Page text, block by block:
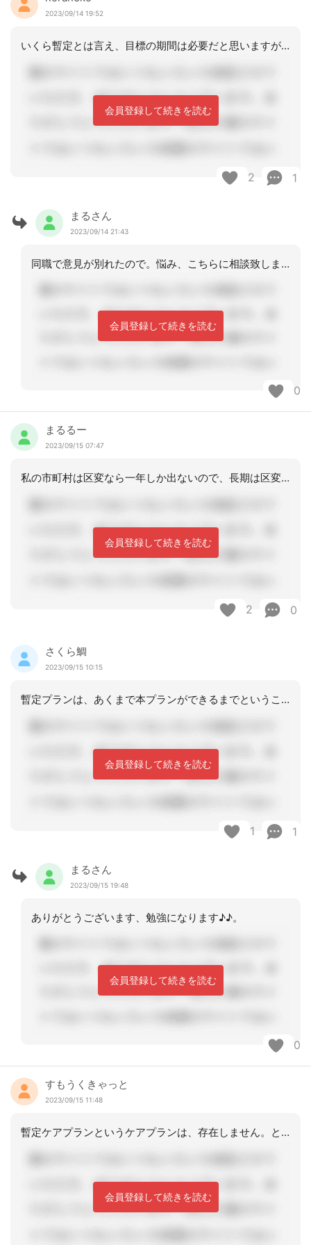
2023/09/14 19:52
いくら暫定とは言え、目標の期間は必要だと思いますが・・。保険者の見解ですか？
会員登録して続きを読む
2 1
まるさん
2023/09/14 21:43
同職で意見が別れたので。悩み、こちらに相談致しました(^^)。私は短期間設定派で
会員登録して続きを読む
0
まるるー
2023/09/15 07:47
私の市町村は区変なら一年しか出ないので、長期は区変した月から約一年後。短期はその
会員登録して続きを読む
2 0
さくら鯛
2023/09/15 10:15
暫定プランは、あくまで本プランができるまでということで、開始日～空欄という表記の
会員登録して続きを読む
1 1
まるさん
2023/09/15 19:48
ありがとうございます、勉強になります♪♪。
会員登録して続きを読む
0
すもうくきゃっと
2023/09/15 11:48
暫定ケアプランというケアプランは、存在しません。と認定結果が確定していない状態で
会員登録して続きを読む